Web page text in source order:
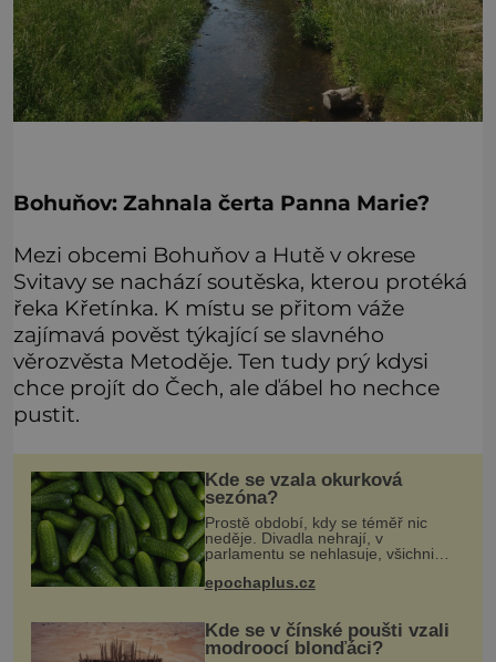
Bohuňov: Zahnala čerta Panna Marie?
Mezi obcemi Bohuňov a Hutě v okrese
Svitavy se nachází soutěska, kterou protéká
řeka Křetínka. K místu se přitom váže
zajímavá pověst týkající se slavného
věrozvěsta Metoděje. Ten tudy prý kdysi
chce projít do Čech, ale ďábel ho nechce
pustit.
Kde se vzala okurková
sezóna?
Prostě období, kdy se téměř nic
neděje. Divadla nehrají, v
parlamentu se nehlasuje, všichni
o čem mluvit a psát. A vymýšlejí si
epochaplus.cz
Kde se v čínské poušti vzali
modroocí blonďáci?